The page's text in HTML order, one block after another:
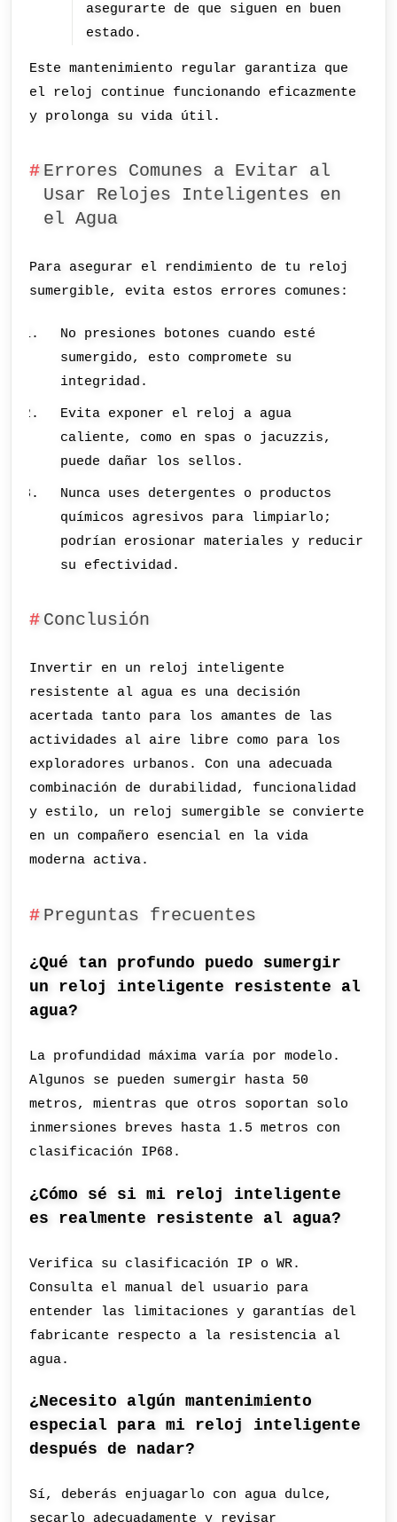
asegurarte de que siguen en buen
estado.
Este mantenimiento regular garantiza que
el reloj continue funcionando eficazmente
y prolonga su vida útil.
Errores Comunes a Evitar al
Usar Relojes Inteligentes en
el Agua
Para asegurar el rendimiento de tu reloj
sumergible, evita estos errores comunes:
No presiones botones cuando esté
sumergido, esto compromete su
integridad.
Evita exponer el reloj a agua
caliente, como en spas o jacuzzis,
puede dañar los sellos.
Nunca uses detergentes o productos
químicos agresivos para limpiarlo;
podrían erosionar materiales y reducir
su efectividad.
Conclusión
Invertir en un reloj inteligente
resistente al agua es una decisión
acertada tanto para los amantes de las
actividades al aire libre como para los
exploradores urbanos. Con una adecuada
combinación de durabilidad, funcionalidad
y estilo, un reloj sumergible se convierte
en un compañero esencial en la vida
moderna activa.
Preguntas frecuentes
¿Qué tan profundo puedo sumergir
un reloj inteligente resistente al
agua?
La profundidad máxima varía por modelo.
Algunos se pueden sumergir hasta 50
metros, mientras que otros soportan solo
inmersiones breves hasta 1.5 metros con
clasificación IP68.
¿Cómo sé si mi reloj inteligente
es realmente resistente al agua?
Verifica su clasificación IP o WR.
Consulta el manual del usuario para
entender las limitaciones y garantías del
fabricante respecto a la resistencia al
agua.
¿Necesito algún mantenimiento
especial para mi reloj inteligente
después de nadar?
Sí, deberás enjuagarlo con agua dulce,
secarlo adecuadamente y revisar